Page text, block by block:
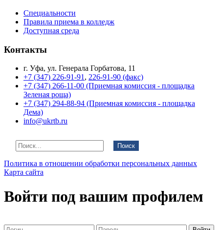
Специальности
Правила приема в колледж
Доступная среда
Контакты
г. Уфа, ул. Генерала Горбатова, 11
+7 (347) 226-91-91 , 226-91-90 (факс)
+7 (347) 266-11-00 (Приемная комиссия - площадка
Зеленая роща)
+7 (347) 294-88-94 (Приемная комиссия - площадка
Дема)
info@ukrtb.ru
Поиск
Политика в отношении обработки персональных данных
Карта сайта
Войти под вашим профилем